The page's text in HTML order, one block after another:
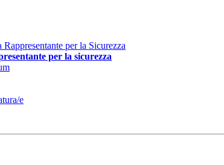
per la Sicurezza
per la sicurezza
e